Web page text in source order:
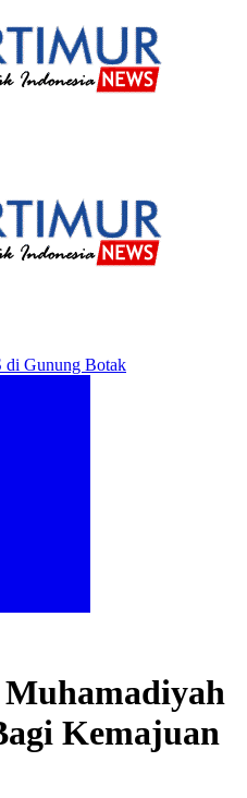
di Gunung Botak
Kemajuan